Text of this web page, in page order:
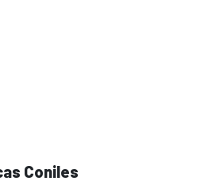
Coniles